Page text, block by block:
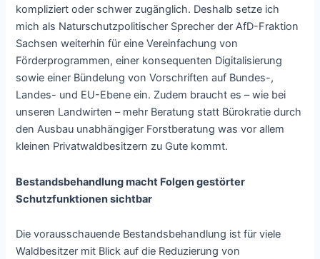
kompliziert oder schwer zugänglich. Deshalb setze ich
mich als Naturschutzpolitischer Sprecher der AfD-Fraktion
Sachsen weiterhin für eine Vereinfachung von
Förderprogrammen, einer konsequenten Digitalisierung
sowie einer Bündelung von Vorschriften auf Bundes-,
Landes- und EU-Ebene ein. Zudem braucht es – wie bei
unseren Landwirten – mehr Beratung statt Bürokratie durch
den Ausbau unabhängiger Forstberatung was vor allem
kleinen Privatwaldbesitzern zu Gute kommt.
Bestandsbehandlung macht Folgen gestörter
Schutzfunktionen sichtbar
Die vorausschauende Bestandsbehandlung ist für viele
Waldbesitzer mit Blick auf die Reduzierung von